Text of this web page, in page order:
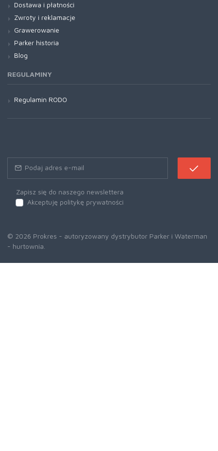
Dostawa i płatności
Zwroty i reklamacje
Grawerowanie
Parker historia
Blog
REGULAMINY
Regulamin RODO
Zapisz się do naszego newslettera
Akceptuję politykę prywatności
© 2026 Prokres - autoryzowany dystrybutor Parker i Waterman
- hurtownia.